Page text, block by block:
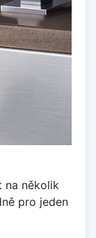
na několik
pro jeden